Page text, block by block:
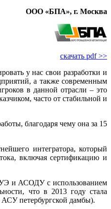
ООО «БПА», г. Москва
скачать pdf >>
у нас свои разработки и
а также современным
в данной отрасли – это
часто от стабильной и
благодаря чему она за 15
интегратора, который
включая сертификацию и
и АСОДУ с использованием
что в 2013 году стала
петербургской дамбы).